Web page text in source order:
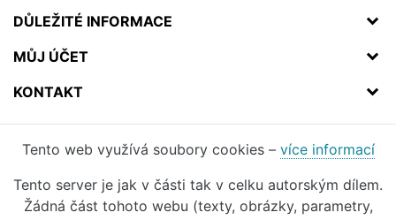
DŮLEŽITÉ INFORMACE
MŮJ ÚČET
KONTAKT
Tento web využívá soubory cookies – více informací
Tento server je jak v části tak v celku autorským dílem.
Žádná část tohoto webu (texty, obrázky, parametry,